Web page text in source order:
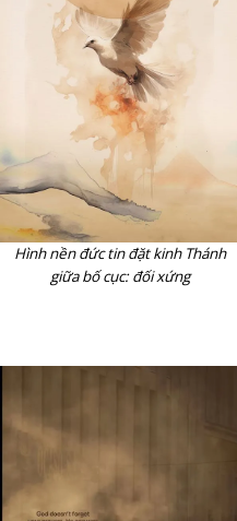
Hình nền đức tin đặt kinh Thánh
giữa bố cục: đối xứng